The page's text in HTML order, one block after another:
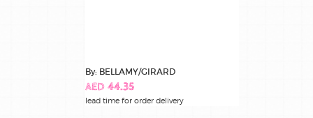
By: BELLAMY/GIRARD
AED 44.35
lead time for order delivery